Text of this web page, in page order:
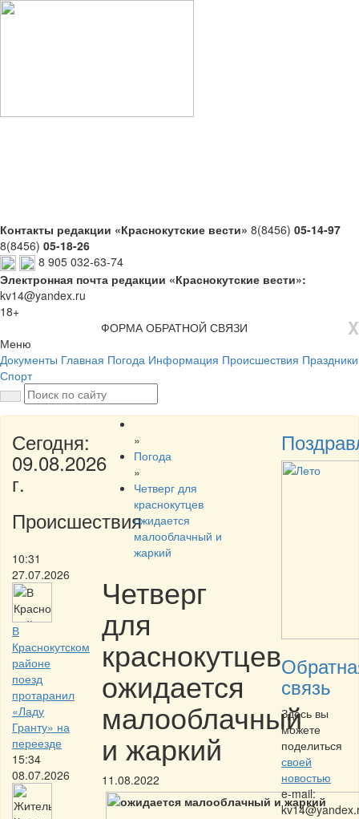
Контакты редакции «Краснокутские вести» 8(8456) 05-14-97
8(8456) 05-18-26
8 905 032-63-74
Электронная почта редакции «Краснокутские вести»:
kv14@yandex.ru
18+
X
ФОРМА ОБРАТНОЙ СВЯЗИ
Меню
Документы Главная Погода Информация Происшествия Праздники
Спорт
Сегодня:
09.08.2026
г.
Происшествия
10:31
27.07.2026
В
Краснокутском
районе
поезд
протаранил
«Ладу
Гранту» на
переезде
15:34
08.07.2026
»
Погода
»
Четверг для
краснокутцев
ожидается
малооблачный и
жаркий
Четверг
для
краснокутцев
ожидается
малооблачный
и жаркий
11.08.2022
связь
Здесь вы
можете
поделиться
своей
новостью
e-mail: